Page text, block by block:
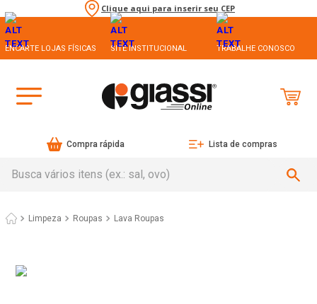
Clique aqui para inserir seu CEP
ENCARTE LOJAS FÍSICAS SITE INSTITUCIONAL TRABALHE CONOSCO
Compra rápida Lista de compras
Limpeza Roupas Lava Roupas